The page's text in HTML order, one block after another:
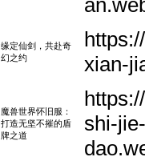
缘定仙剑，共赴奇
幻之约
xian-
魔兽世界怀旧服：
打造无坚不摧的盾
牌之道
shi-